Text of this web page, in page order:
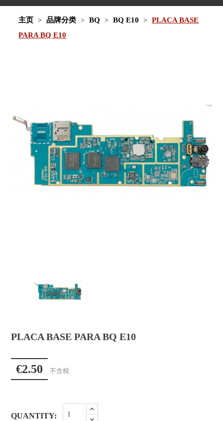
主页 品牌分类 BQ BQ E10
PLACA BASE
PARA BQ E10
PLACA BASE PARA BQ E10
€2.50 不含税
QUANTITY: